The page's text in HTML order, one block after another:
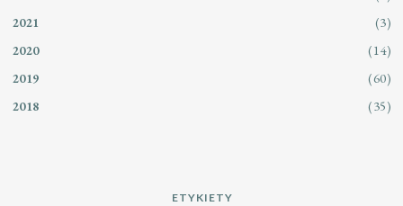
2021 (3)
2020 (14)
2019 (60)
2018 (35)
ETYKIETY